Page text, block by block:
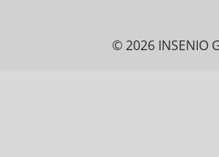
© 2026 INSENIO